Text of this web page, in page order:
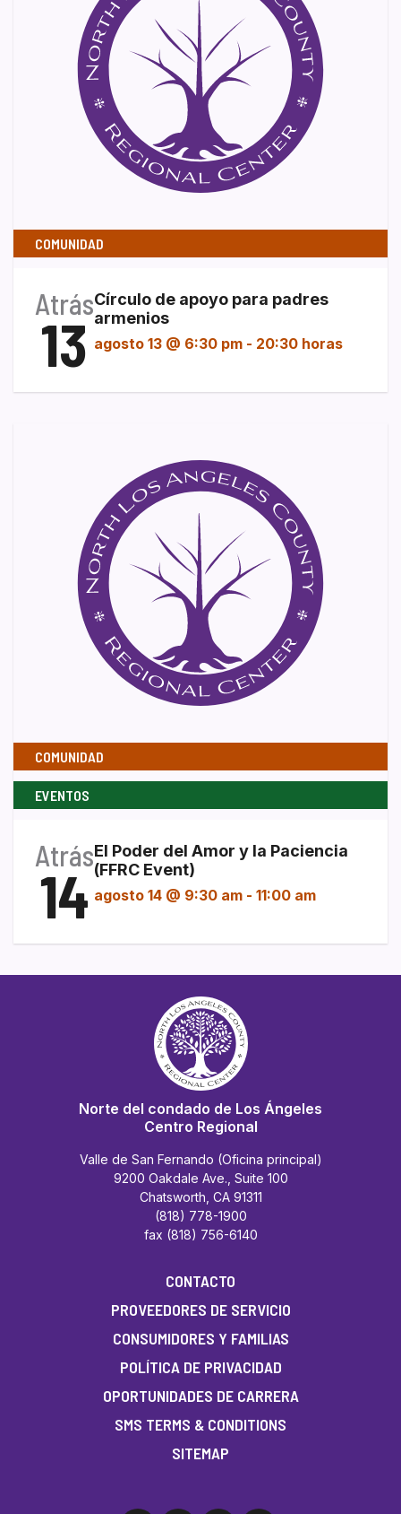
COMUNIDAD
Atrás
13
Círculo de apoyo para padres
armenios
agosto 13 @ 6:30 pm - 20:30 horas
COMUNIDAD
EVENTOS
Atrás
14
El Poder del Amor y la Paciencia
(FFRC Event)
agosto 14 @ 9:30 am - 11:00 am
Norte del condado de Los Ángeles
Centro Regional
Valle de San Fernando (Oficina principal)
9200 Oakdale Ave., Suite 100
Chatsworth, CA 91311
(818) 778-1900
fax (818) 756-6140
CONTACTO
PROVEEDORES DE SERVICIO
CONSUMIDORES Y FAMILIAS
POLÍTICA DE PRIVACIDAD
OPORTUNIDADES DE CARRERA
SMS TERMS & CONDITIONS
SITEMAP